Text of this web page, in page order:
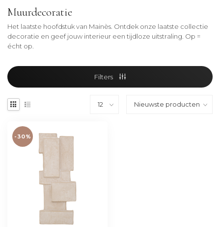
Muurdecoratie
Het laatste hoofdstuk van Mainès. Ontdek onze laatste collectie
decoratie en geef jouw interieur een tijdloze uitstraling. Op =
écht op.
Filters
-30%